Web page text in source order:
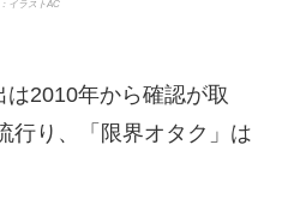
イラストAC
2010年から確認が取
行り、「限界オタク」は